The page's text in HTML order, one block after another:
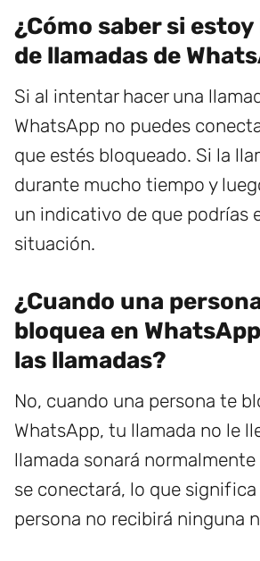
¿Cómo saber si
de llamadas de
Si al intentar hacer una
WhatsApp no puedes
que estés bloqueado. Si la
durante mucho tiempo y
un indicativo de que podrías
situación.
¿Cuando una
bloquea en
las llamadas?
No, cuando una persona te
WhatsApp, tu llamada no le
llamada sonará
se conectará, lo que significa
persona no recibirá ninguna